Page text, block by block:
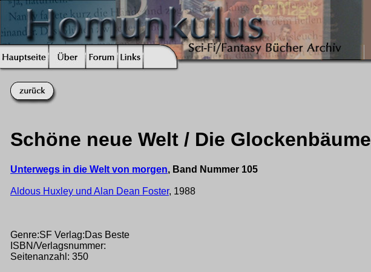
Schöne neue Welt / Die Glockenbäume
Unterwegs in die Welt von morgen, Band Nummer 105
Aldous Huxley und Alan Dean Foster, 1988
Genre:SF Verlag:Das Beste
ISBN/Verlagsnummer:
Seitenanzahl: 350